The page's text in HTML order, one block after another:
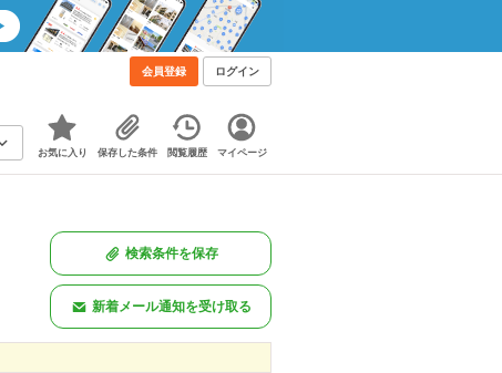
会員登録 ログイン
お気に入り 保存した条件 閲覧履歴 マイページ
検索条件を保存
新着メール通知を受け取る